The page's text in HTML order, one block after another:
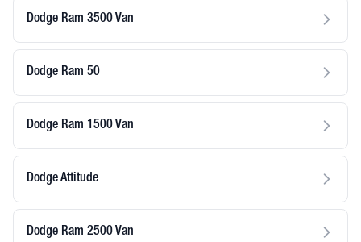
Dodge Ram 3500 Van
Dodge Ram 50
Dodge Ram 1500 Van
Dodge Attitude
Dodge Ram 2500 Van